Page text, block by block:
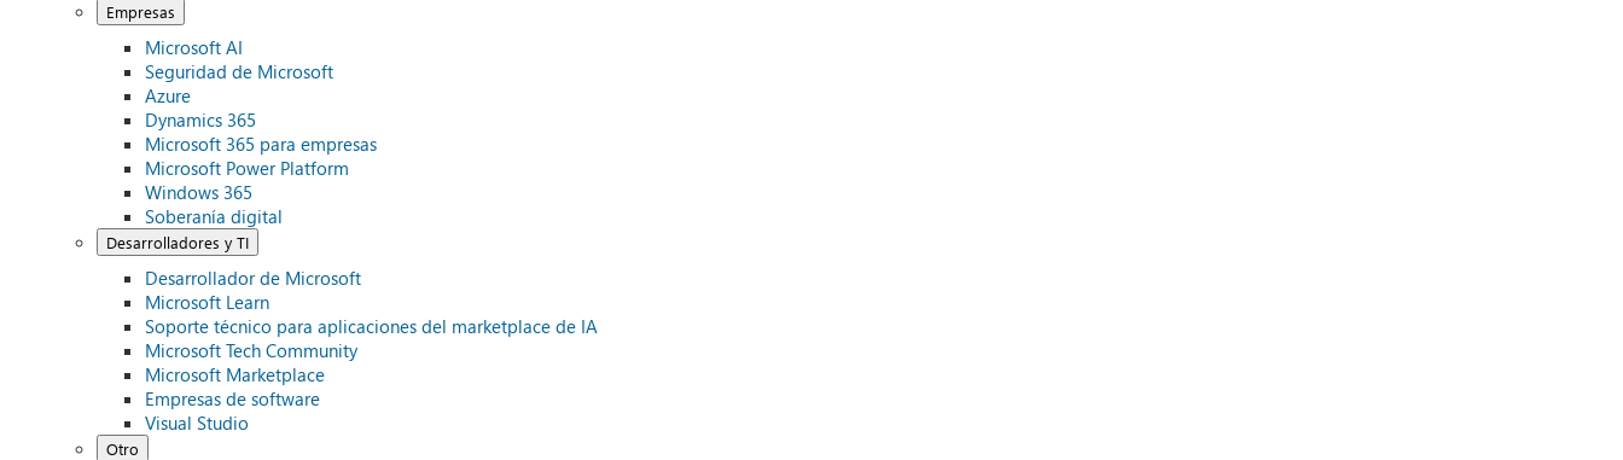
Empresas
Microsoft AI
Seguridad de Microsoft
Azure
Dynamics 365
Microsoft 365 para empresas
Microsoft Power Platform
Windows 365
Soberanía digital
Desarrolladores y TI
Desarrollador de Microsoft
Microsoft Learn
Soporte técnico para aplicaciones del marketplace de IA
Microsoft Tech Community
Microsoft Marketplace
Empresas de software
Visual Studio
Otro